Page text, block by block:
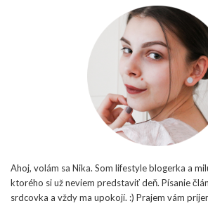
Ahoj, volám sa Nika. Som lifestyle blogerka a
ktorého si už neviem predstaviť deň. Písanie
srdcovka a vždy ma upokojí. :) Prajem vám